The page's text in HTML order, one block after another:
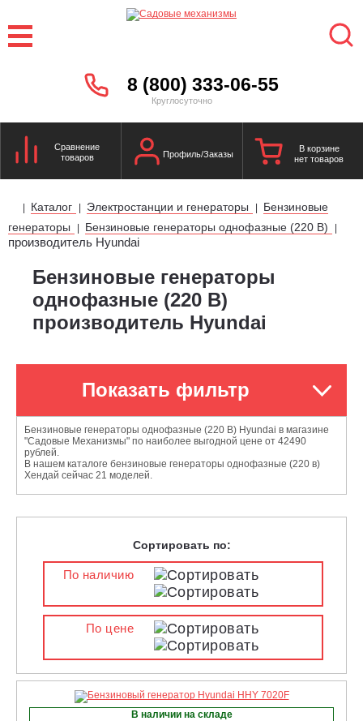
8 (800) 333-06-55
Круглосуточно
Сравнение
товаров
Профиль/Заказы
В корзине
нет товаров
| Каталог | Электростанции и генераторы |
Бензиновые
генераторы
| Бензиновые генераторы однофазные (220 В) |
производитель Hyundai
Бензиновые генераторы
однофазные (220 В)
производитель Hyundai
Показать фильтр
Бензиновые генераторы однофазные (220 В) Hyundai в магазине
"Садовые Механизмы" по наиболее выгодной цене от 42490
рублей.
В нашем каталоге бензиновые генераторы однофазные (220 в)
Хендай сейчас 21 моделей.
Сортировать по:
По наличию
По цене
В наличии на складе